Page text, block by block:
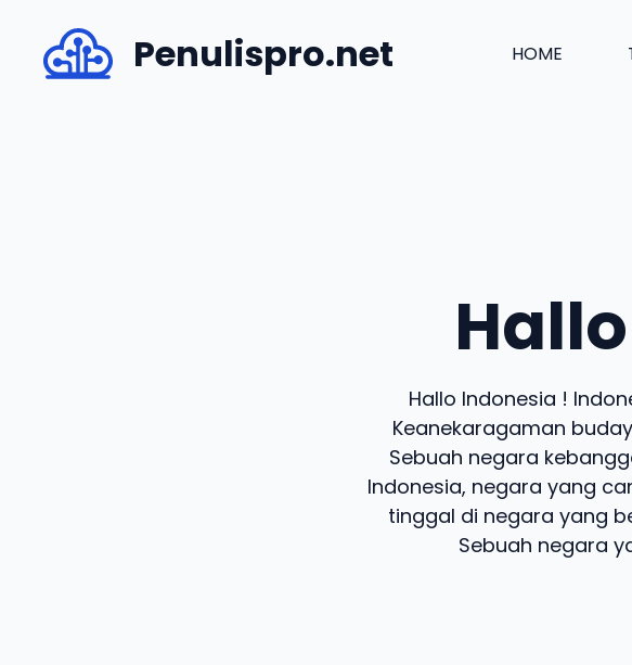
content
Penulispro.net HOME
Hallo Indonesia !
Keanekaragaman
Sebuah negara
Indonesia, negara yang
tinggal di negara yang
Sebuah negara